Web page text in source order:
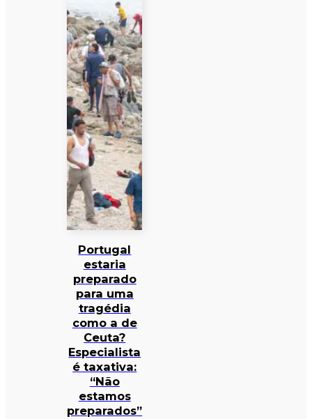
Portugal
estaria
preparado
para uma
tragédia
como a de
Ceuta?
Especialista
é taxativa:
“Não
estamos
preparados”